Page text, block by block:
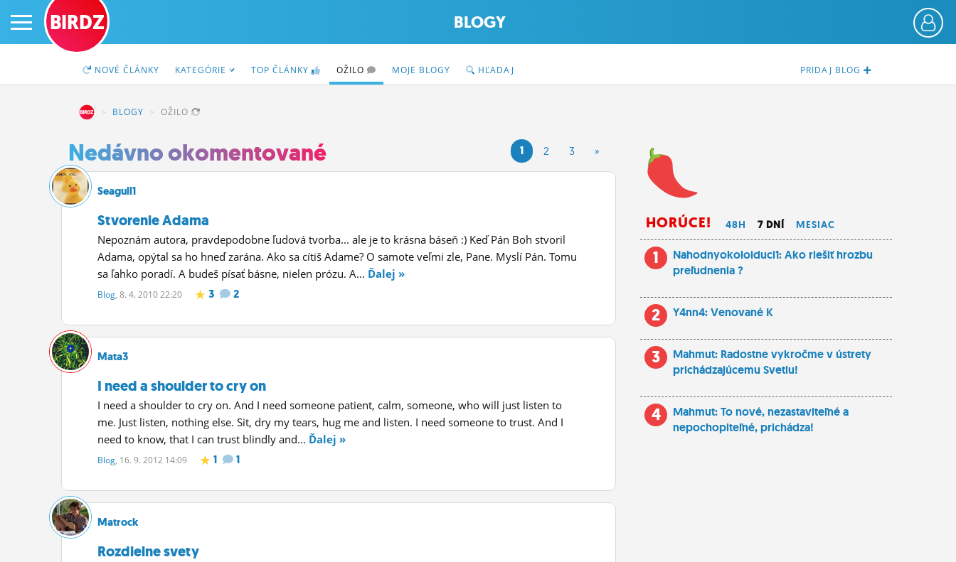
PRIHLÁS SA
ČINŽIAK
FÓRUM
STATUSY
BLOGY
OBRÁZKY
ĽUDIA
MÔJ PROFIL
NASTAVENIA
ROLETA
BIRDZ BLOGY
PRIDAJ BLOG
NOVÉ ČLÁNKY KATEGÓRIE TOP ČLÁNKY OŽILO MOJE BLOGY HĽADAJ
BLOGY OŽILO
Nedávno okomentované 1 2 3 »
Seagull1
Stvorenie Adama
Nepoznám autora, pravdepodobne ľudová tvorba... ale je to krásna báseň :) Keď Pán Boh stvoril
Adama, opýtal sa ho hneď zarána. Ako sa cítiš Adame? O samote veľmi zle, Pane. Myslí Pán. Tomu
sa ľahko poradí. A budeš písať básne, nielen prózu. A... Ďalej »
Blog, 8. 4. 2010 22:20 3 2
Mata3
I need a shoulder to cry on
I need a shoulder to cry on. And I need someone patient, calm, someone, who will just listen to
me. Just listen, nothing else. Sit, dry my tears, hug me and listen. I need someone to trust. And I
need to know, that I can trust blindly and... Ďalej »
Blog, 16. 9. 2012 14:09 1 1
Matrock
Rozdielne svety
HORÚCE! 48H 7 DNÍ MESIAC
1
Nahodnyokoloiduci1: Ako riešiť hrozbu
preľudnenia ?
2 Y4nn4: Venované K
3
Mahmut: Radostne vykročme v ústrety
prichádzajúcemu Svetlu!
4
Mahmut: To nové, nezastaviteľné a
nepochopiteľné, prichádza!